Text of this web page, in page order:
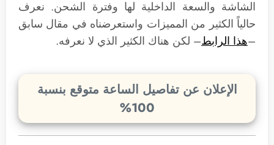
الشاشة والسعة الداخلية لها وفترة الشحن. نعرف
حالياً الكثير من المميزات واستعرضناه في مقال سابق
–هذا الرابط– لكن هناك الكثير الذي لا نعرفه.
الإعلان عن تفاصيل الساعة متوقع بنسبة
100%